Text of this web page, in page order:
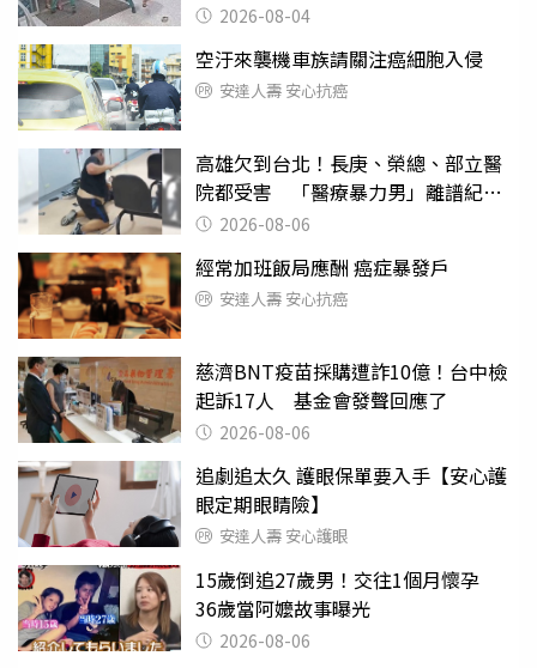
2026-08-04
空汙來襲機車族請關注癌細胞入侵
安達人壽 安心抗癌
高雄欠到台北！長庚、榮總、部立醫
院都受害 「醫療暴力男」離譜紀錄
曝光2026-08-06
經常加班飯局應酬 癌症暴發戶
安達人壽 安心抗癌
慈濟BNT疫苗採購遭詐10億！台中檢
起訴17人 基金會發聲回應了
2026-08-06
追劇追太久 護眼保單要入手【安心護
眼定期眼睛險】
安達人壽 安心護眼
15歲倒追27歲男！交往1個月懷孕
36歲當阿嬤故事曝光
2026-08-06